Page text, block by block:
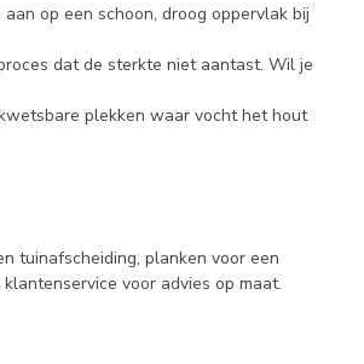
op een schoon, droog oppervlak bij
dat de sterkte niet aantast. Wil je
plekken waar vocht het hout
tuinafscheiding, planken voor een
voor advies op maat.